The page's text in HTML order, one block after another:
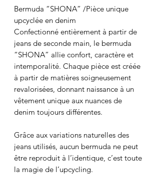
Bermuda “SHONA” /Pièce unique
upcyclée en denim
Confectionné entièrement à partir de
jeans de seconde main, le bermuda
“SHONA” allie confort, caractère et
intemporalité. Chaque pièce est créée
à partir de matières soigneusement
revalorisées, donnant naissance à un
vêtement unique aux nuances de
denim toujours différentes.
Grâce aux variations naturelles des
jeans utilisés, aucun bermuda ne peut
être reproduit à l’identique, c’est toute
la magie de l’upcycling.